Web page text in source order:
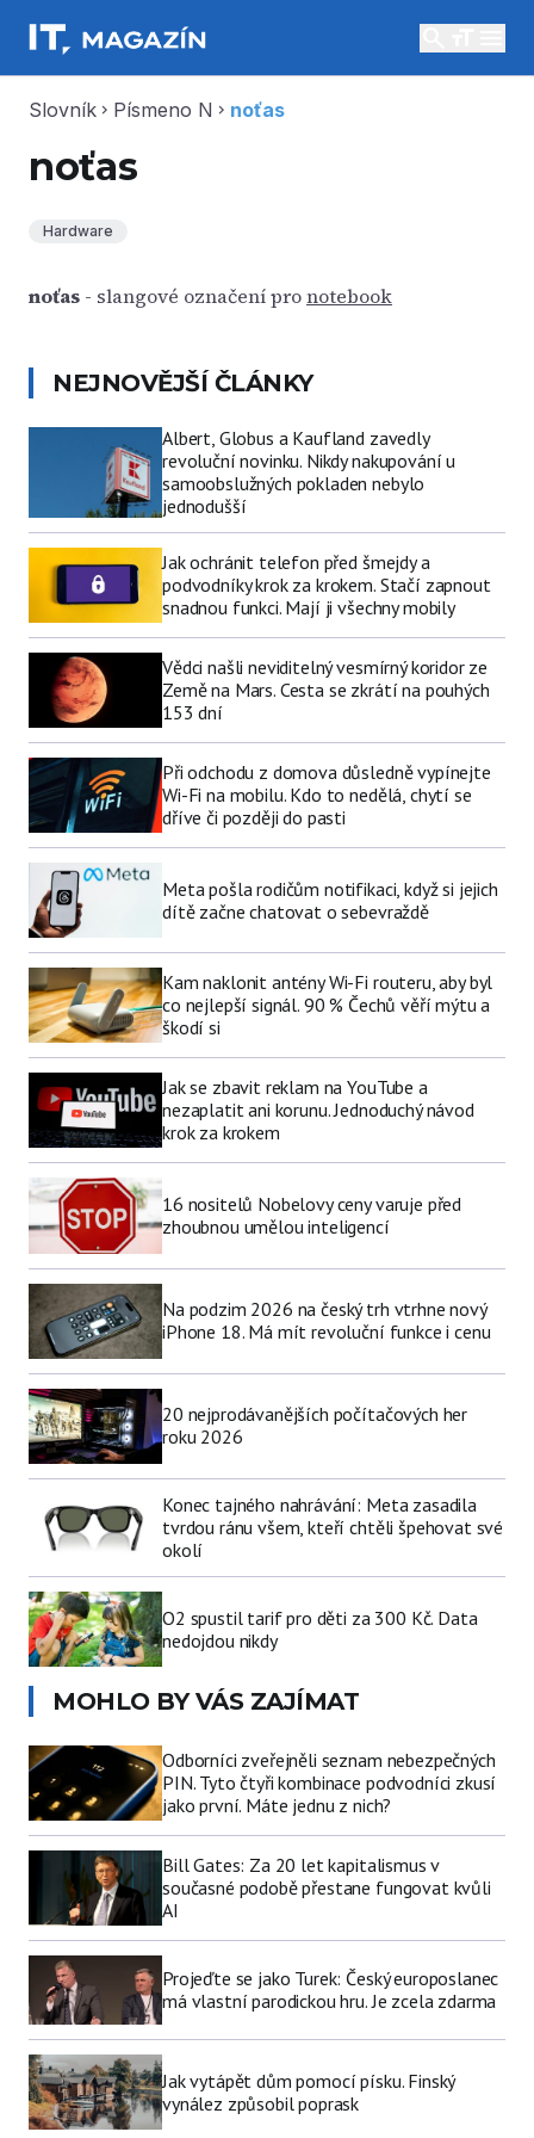
Slovník chevron_right Písmeno N chevron_right noťas
noťas
Hardware
noťas - slangové označení pronotebook
NEJNOVĚJŠÍ ČLÁNKY
Albert, Globus a Kaufland zavedly
revoluční novinku. Nikdy nakupování u
samoobslužných pokladen nebylo
jednodušší
Jak ochránit telefon před šmejdy a
podvodníky krok za krokem. Stačí zapnout
snadnou funkci. Mají ji všechny mobily
Vědci našli neviditelný vesmírný koridor ze
Země na Mars. Cesta se zkrátí na pouhých
153 dní
Při odchodu z domova důsledně vypínejte
Wi-Fi na mobilu. Kdo to nedělá, chytí se
dříve či později do pasti
Meta pošla rodičům notifikaci, když si jejich
dítě začne chatovat o sebevraždě
Kam naklonit antény Wi-Fi routeru, aby byl
co nejlepší signál. 90 % Čechů věří mýtu a
škodí si
Jak se zbavit reklam na YouTube a
nezaplatit ani korunu. Jednoduchý návod
krok za krokem
16 nositelů Nobelovy ceny varuje před
zhoubnou umělou inteligencí
Na podzim 2026 na český trh vtrhne nový
iPhone 18. Má mít revoluční funkce i cenu
20 nejprodávanějších počítačových her
roku 2026
Konec tajného nahrávání: Meta zasadila
tvrdou ránu všem, kteří chtěli špehovat své
okolí
O2 spustil tarif pro děti za 300 Kč. Data
nedojdou nikdy
MOHLO BY VÁS ZAJÍMAT
Odborníci zveřejněli seznam nebezpečných
PIN. Tyto čtyři kombinace podvodníci zkusí
jako první. Máte jednu z nich?
Bill Gates: Za 20 let kapitalismus v
současné podobě přestane fungovat kvůli
AI
Projeďte se jako Turek: Český europoslanec
má vlastní parodickou hru. Je zcela zdarma
Jak vytápět dům pomocí písku. Finský
vynález způsobil poprask